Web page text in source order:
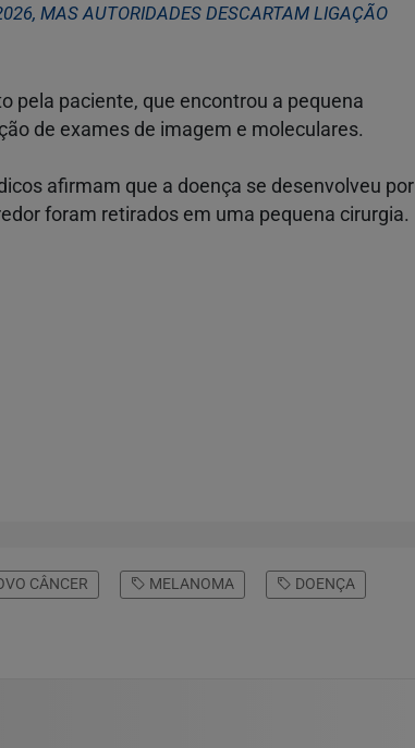
MAS AUTORIDADES DESCARTAM LIGAÇÃO
pela paciente, que encontrou a pequena
de exames de imagem e moleculares.
afirmam que a doença se desenvolveu por
foram retirados em uma pequena cirurgia.
CÂNCER MELANOMA DOENÇA